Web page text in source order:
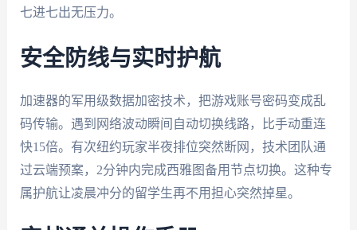
七进七出无压力。
安全防线与实时护航
加速器的军用级数据加密技术，把游戏账号密码变成乱
码传输。遇到网络波动瞬间自动切换线路，比手动重连
快15倍。有次纽约玩家半夜排位突然断网，技术团队通
过云端预案，2分钟内完成西雅图备用节点切换。这种专
属护航让凌晨冲分的留学生再不用担心突然掉星。